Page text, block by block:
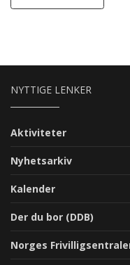
NYTTIGE LENKER
Aktiviteter
Nyhetsarkiv
Kalender
Der du bor (DDB)
Norges